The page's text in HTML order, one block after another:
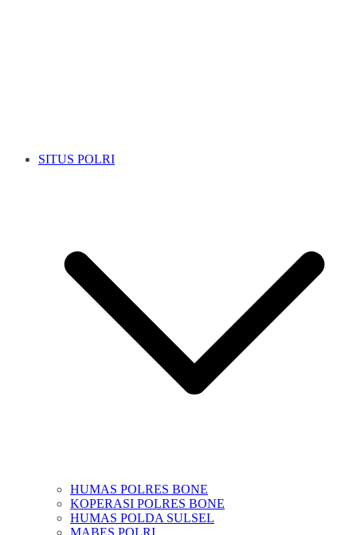
SITUS POLRI
HUMAS POLRES BONE
KOPERASI POLRES BONE
HUMAS POLDA SULSEL